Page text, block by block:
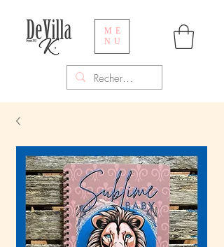
ME
NU